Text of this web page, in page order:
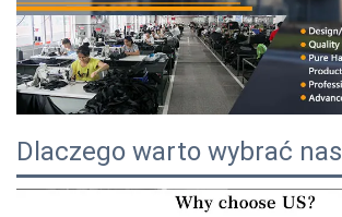
Dlaczego warto wybrać nas